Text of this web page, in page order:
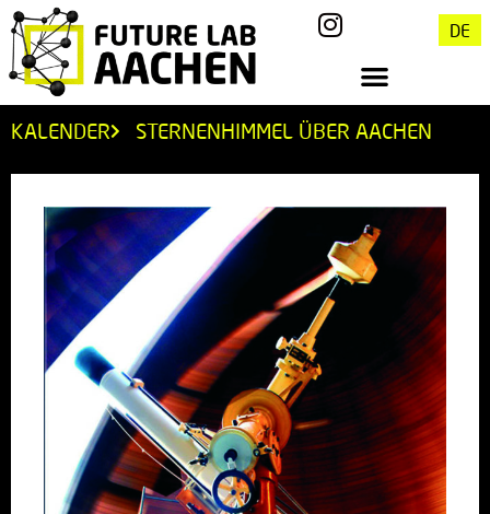
DE
KALENDER STERNENHIMMEL ÜBER AACHEN